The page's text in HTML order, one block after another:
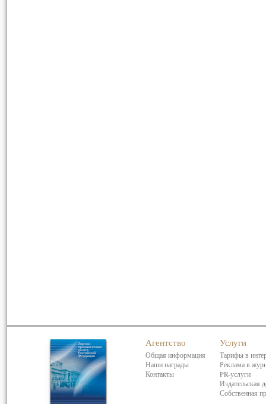
Агентство
Общая информация
Наши награды
Контакты
Услуги
Тарифы в
Реклама в
PR-услуги
Издательская
Собственная